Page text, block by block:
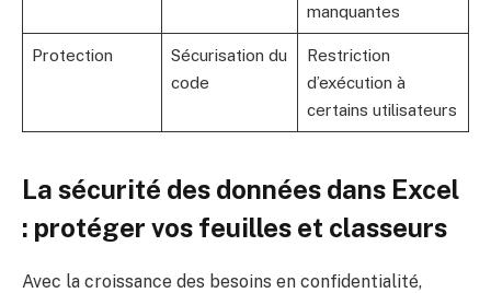
manquantes
Protection
Sécurisation du
code
Restriction
d’exécution à
certains utilisateurs
La sécurité des données dans Excel
: protéger vos feuilles et classeurs
Avec la croissance des besoins en confidentialité,